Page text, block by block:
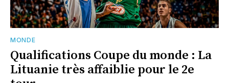
MONDE
Qualifications Coupe du monde : La
Lituanie très affaiblie pour le 2e